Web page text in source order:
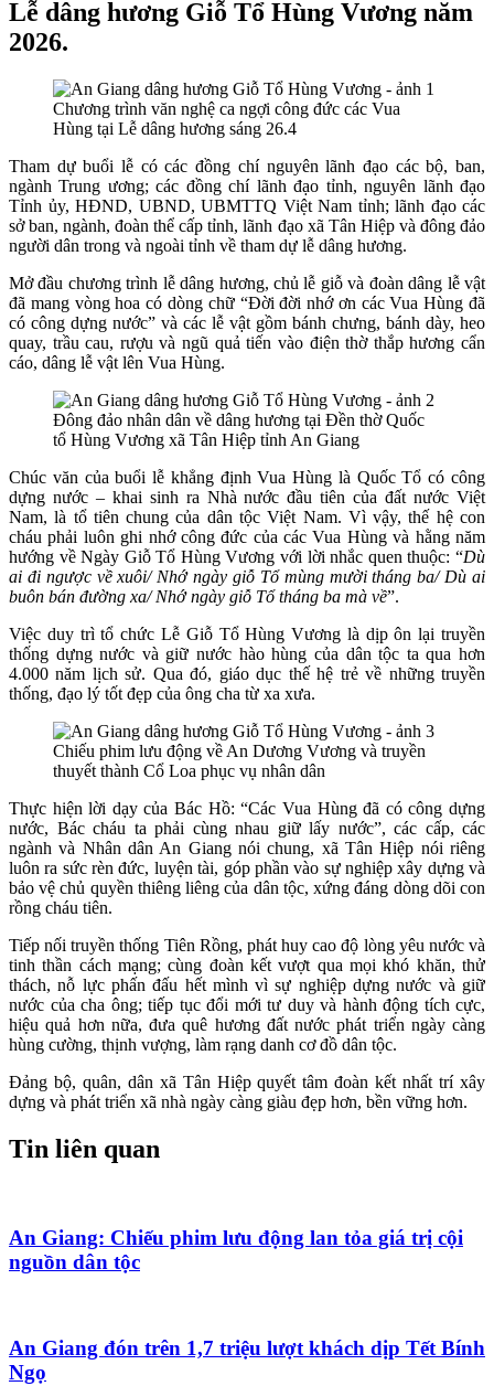
Lễ dâng hương Giỗ Tổ Hùng Vương năm
2026.
Chương trình văn nghệ ca ngợi công đức các Vua
Hùng tại Lễ dâng hương sáng 26.4
Tham dự buổi lễ có các đồng chí nguyên lãnh đạo các bộ, ban,
ngành Trung ương; các đồng chí lãnh đạo tỉnh, nguyên lãnh đạo
Tỉnh ủy, HĐND, UBND, UBMTTQ Việt Nam tỉnh; lãnh đạo các
sở ban, ngành, đoàn thể cấp tỉnh, lãnh đạo xã Tân Hiệp và đông đảo
người dân trong và ngoài tỉnh về tham dự lễ dâng hương.
Mở đầu chương trình lễ dâng hương, chủ lễ giỗ và đoàn dâng lễ vật
đã mang vòng hoa có dòng chữ “Đời đời nhớ ơn các Vua Hùng đã
có công dựng nước” và các lễ vật gồm bánh chưng, bánh dày, heo
quay, trầu cau, rượu và ngũ quả tiến vào điện thờ thắp hương cẩn
cáo, dâng lễ vật lên Vua Hùng.
Đông đảo nhân dân về dâng hương tại Đền thờ Quốc
tổ Hùng Vương xã Tân Hiệp tỉnh An Giang
Chúc văn của buổi lễ khẳng định Vua Hùng là Quốc Tổ có công
dựng nước – khai sinh ra Nhà nước đầu tiên của đất nước Việt
Nam, là tổ tiên chung của dân tộc Việt Nam. Vì vậy, thế hệ con
cháu phải luôn ghi nhớ công đức của các Vua Hùng và hằng năm
hướng về Ngày Giỗ Tổ Hùng Vương với lời nhắc quen thuộc: “Dù
ai đi ngược về xuôi/ Nhớ ngày giỗ Tổ mùng mười tháng ba/ Dù ai
buôn bán đường xa/ Nhớ ngày giỗ Tổ tháng ba mà về”.
Việc duy trì tổ chức Lễ Giỗ Tổ Hùng Vương là dịp ôn lại truyền
thống dựng nước và giữ nước hào hùng của dân tộc ta qua hơn
4.000 năm lịch sử. Qua đó, giáo dục thế hệ trẻ về những truyền
thống, đạo lý tốt đẹp của ông cha từ xa xưa.
Chiếu phim lưu động về An Dương Vương và truyền
thuyết thành Cổ Loa phục vụ nhân dân
Thực hiện lời dạy của Bác Hồ: “Các Vua Hùng đã có công dựng
nước, Bác cháu ta phải cùng nhau giữ lấy nước”, các cấp, các
ngành và Nhân dân An Giang nói chung, xã Tân Hiệp nói riêng
luôn ra sức rèn đức, luyện tài, góp phần vào sự nghiệp xây dựng và
bảo vệ chủ quyền thiêng liêng của dân tộc, xứng đáng dòng dõi con
rồng cháu tiên.
Tiếp nối truyền thống Tiên Rồng, phát huy cao độ lòng yêu nước và
tinh thần cách mạng; cùng đoàn kết vượt qua mọi khó khăn, thử
thách, nỗ lực phấn đấu hết mình vì sự nghiệp dựng nước và giữ
nước của cha ông; tiếp tục đổi mới tư duy và hành động tích cực,
hiệu quả hơn nữa, đưa quê hương đất nước phát triển ngày càng
hùng cường, thịnh vượng, làm rạng danh cơ đồ dân tộc.
Đảng bộ, quân, dân xã Tân Hiệp quyết tâm đoàn kết nhất trí xây
dựng và phát triển xã nhà ngày càng giàu đẹp hơn, bền vững hơn.
Tin liên quan
An Giang: Chiếu phim lưu động lan tỏa giá trị cội
nguồn dân tộc
An Giang đón trên 1,7 triệu lượt khách dịp Tết Bính
Ngọ